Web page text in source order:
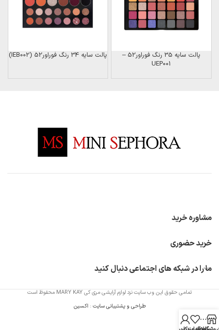
پالت سایه 35 رنگ فوراور52 –
UEP001
پالت سایه 34 رنگ فوراور52 (IEB002)
مشاوره خرید
خرید حضوری
ما را در شبکه های اجتماعی دنبال کنید
تمامی حقوق این وب سایت نزد لوازم آرایشی مری کی MARY KAY محفوظ است
طراحی و پشتیبانی سایت : اکسین